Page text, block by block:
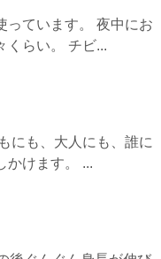
っています。 夜中にお
くらい。 チビ...
にも、大人にも、誰に
かけます。 ...